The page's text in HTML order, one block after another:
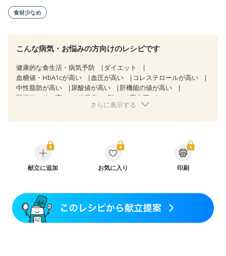
食材少なめ
こんな病気・お悩みの方向けのレシピです
健康的な食生活・病気予防
ダイエット
血糖値・HbA1cが高い
血圧が高い
コレステロールが高い
中性脂肪が高い
尿酸値が高い
肝機能の値が高い
腎機能の値が高い
糖尿病（2型）
高血圧
胃ポリープ
胆石症
糖尿病性腎症（第３期）
CKD（ステージ１）
CKD（ステージ２）
CKD（ステージ３a）
CKD（ステージ３b）
透析
乳がん（抗がん剤治療中）
妊婦健診・体重増加が気になる（初期）
妊婦健診・血圧が気になる（初期）
妊婦健診・血糖値が気になる（初期）
さらに表示する
献立に追加 お気に入り 印刷